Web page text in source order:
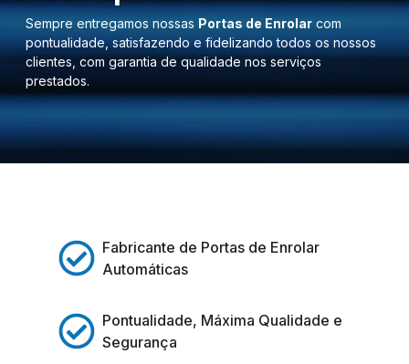
Sempre entregamos nossas Portas de Enrolar com
pontualidade, satisfazendo e fidelizando todos os nossos
clientes, com garantia de qualidade nos serviços
prestados.
Fabricante de Portas de Enrolar
Automáticas
Pontualidade, Máxima Qualidade e
Segurança